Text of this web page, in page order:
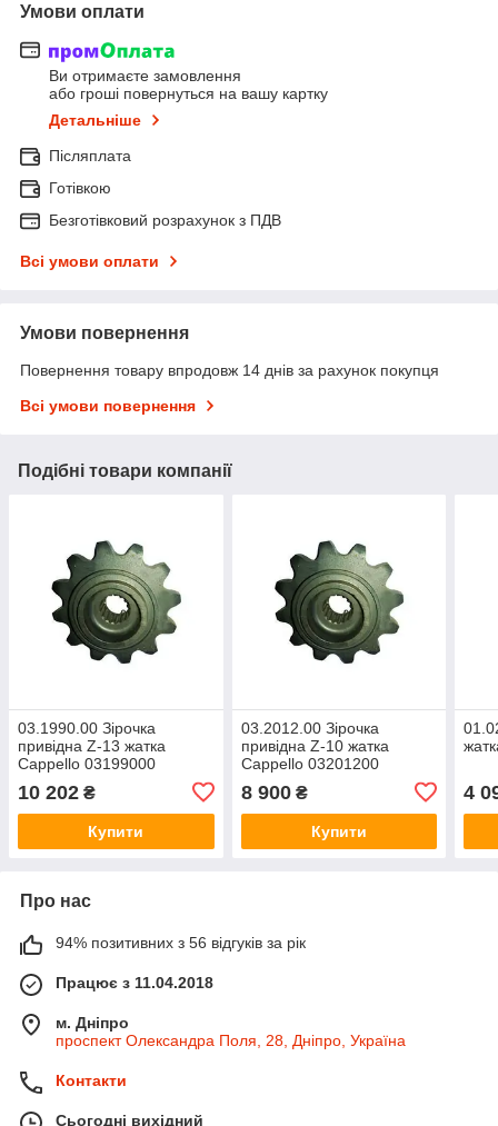
Умови оплати
Ви отримаєте замовлення
або гроші повернуться на вашу картку
Детальніше
Післяплата
Готівкою
Безготівковий розрахунок з ПДВ
Всі умови оплати
Умови повернення
Повернення товару впродовж 14 днів за рахунок покупця
Всі умови повернення
Подібні товари компанії
03.1990.00 Зірочка
привідна Z-13 жатка
Cappello 03199000
10 202 ₴
Купити
03.2012.00 Зірочка
привідна Z-10 жатка
Cappello 03201200
8 900₴
Купити
4
Про нас
94% позитивних з 56 відгуків за рік
Працює з 11.04.2018
м. Дніпро
проспект Олександра Поля, 28, Дніпро, Україна
Контакти
Сьогодні вихідний